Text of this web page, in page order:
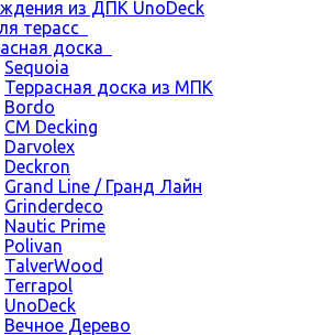
из ДПК UnoDeck
терасс
доска
Sequoia
Террасная доска из МПК
Bordo
CM Decking
Darvolex
Deckron
Grand Line / Гранд Лайн
Grinderdeco
Nautic Prime
Polivan
TalverWood
Terrapol
UnoDeck
Вечное Дерево